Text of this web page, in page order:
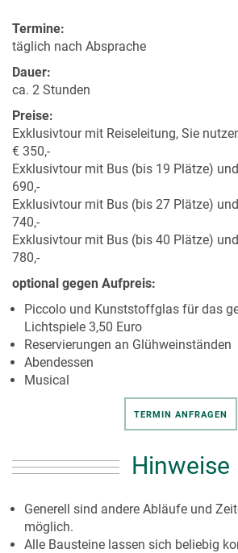
Termine:
täglich nach Absprache
Dauer:
ca. 2 Stunden
Preise:
Exklusivtour mit Reiseleitung, Sie
€ 350,-
Exklusivtour mit Bus (bis 19 Plätze)
690,-
Exklusivtour mit Bus (bis 27 Plätze)
740,-
Exklusivtour mit Bus (bis 40 Plätze)
780,-
optional gegen Aufpreis:
Piccolo und Kunststoffglas für das
Lichtspiele 3,50 Euro
Reservierungen an Glühweinständen
Abendessen
Musical
TERMIN ANFRAGEN
Hinweise
Generell sind andere Abläufe und
möglich.
Alle Bausteine lassen sich beliebig